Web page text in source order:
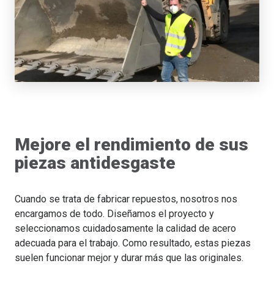
Mejore el rendimiento de sus
piezas antidesgaste
Cuando se trata de fabricar repuestos, nosotros nos
encargamos de todo. Diseñamos el proyecto y
seleccionamos cuidadosamente la calidad de acero
adecuada para el trabajo. Como resultado, estas piezas
suelen funcionar mejor y durar más que las originales.